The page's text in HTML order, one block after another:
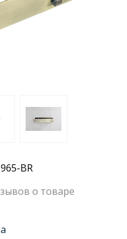
комнат
BR
о товаре